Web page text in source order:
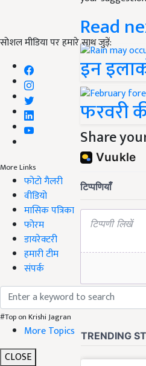
सोशल मीडिया पर हमारे साथ जुड़ें:
More Links
फोटो गैलरी
वीडियो
मासिक पत्रिका
फोरम
डायरेक्टरी
हमारी टीम
संपर्क
#Top on Krishi Jagran
More Topics
CLOSE
Read
इन
फरवरी
Share